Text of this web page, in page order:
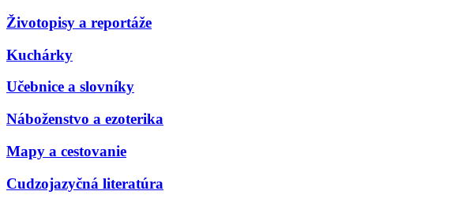
Životopisy a reportáže
Kuchárky
Učebnice a slovníky
Náboženstvo a ezoterika
Mapy a cestovanie
Cudzojazyčná literatúra